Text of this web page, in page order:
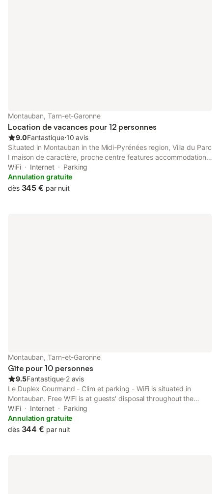
Montauban, Tarn-et-Garonne
Location de vacances pour 12 personnes
9.0Fantastique⋅10 avis
Situated in Montauban in the Midi-Pyrénées region, Villa du Parc
I maison de caractère, proche centre features accommodation
with free WiFi and free private parking. This holiday home
provides a garden.
WiFi Internet
Parking
Annulation gratuite
dès 345 € par nuit
Montauban, Tarn-et-Garonne
Gîte pour 10 personnes
9.5Fantastique⋅2 avis
Le Duplex Gourmand - Clim et parking - WiFi is situated in
Montauban. Free WiFi is at guests' disposal throughout the
property.
WiFi Internet
Parking
Annulation gratuite
dès 344 € par nuit